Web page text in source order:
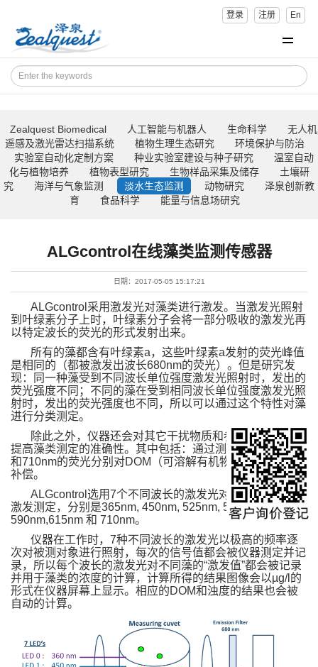
登录 注册 En
Zealquest Biomedical 人工智能与机器人 生命科学
无人机
遥感及激光雷达扫描系统
植物生理生态研究
环境保护与防治
实验室自动化定制方案
种业实验室建设与种子研究
温室自动
化与植物培养
植物表型研究 生物样品采集及储存
土壤研
究
海洋与气象监测 淡水生态监测 动物研究
泽泉创新教
育
食品科学 能量与信息场研究
ALGcontrol在线藻类监测传感器
日期：2017-05-05 15:17:21
ALGcontrol采用激发光对藻类进行激发。当激发光照射
到叶绿素分子上时，叶绿素分子会将一部分吸收的激发光再
以特定波长的荧光的形式发射出来。
所有的藻都含有叶绿素a，这些叶绿素a发射的荧光峰值
是相同的（都被激发出波长680nm的荧光）。但是研究发
现：同一种藻受到不同波长单位强度激发光照射时，发出的
荧光强度不同；不同的藻在受到相同波长单位强度激发光照
射时，发出的荧光强度也不同，所以可以通过这个特性对藻
进行分类测定。
除此之外，仪器还会对其它干扰物质和参数进行测定以
提高藻类测定的准确性。其中包括：通过测定365nm的荧光
和710nm的荧光分别对DOM（可溶解有机物）和浊度进行
补偿。
ALGcontrol选用7个不同波长的激发光对被测对象进行
激发测定，分别是365nm, 450nm, 525nm, 570nm,
590nm,615nm 和 710nm。
仪器在工作时，7种不同波长的激发光以极高的频率逐
次对被测对象进行照射，每次的信号值都会被仪器测定并记
录，所以每个波长的激发光对不同藻的“激发值”都会被记录
并用于藻类的浓度的计算，计算所得的结果图像会以µg/l的
形式在仪器屏幕上显示。相应的DOM和浊度的结果也会被
自动的计算。